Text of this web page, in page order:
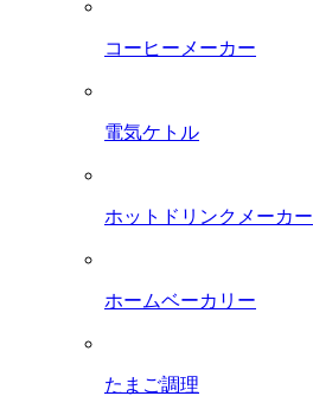
コーヒーメーカー
電気ケトル
ホットドリンクメーカー
ホームベーカリー
たまご調理